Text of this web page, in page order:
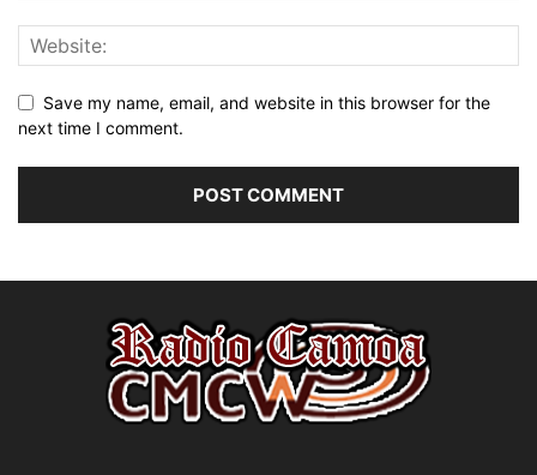
Save my name, email, and website in this browser for the
next time I comment.